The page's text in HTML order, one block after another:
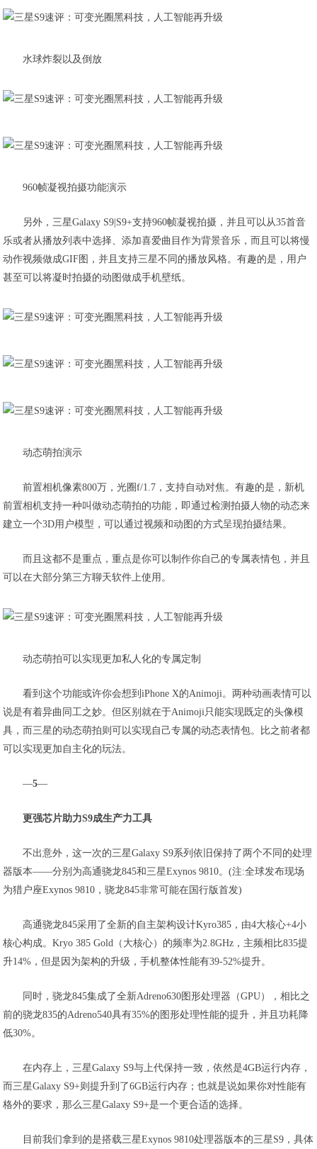
水球炸裂以及倒放
960帧凝视拍摄功能演示
另外，三星Galaxy S9|S9+支持960帧凝视拍摄，并且可以从35首音
乐或者从播放列表中选择、添加喜爱曲目作为背景音乐，而且可以将慢
动作视频做成GIF图，并且支持三星不同的播放风格。有趣的是，用户
甚至可以将凝时拍摄的动图做成手机壁纸。
动态萌拍演示
前置相机像素800万，光圈f/1.7，支持自动对焦。有趣的是，新机
前置相机支持一种叫做动态萌拍的功能，即通过检测拍摄人物的动态来
建立一个3D用户模型，可以通过视频和动图的方式呈现拍摄结果。
而且这都不是重点，重点是你可以制作你自己的专属表情包，并且
可以在大部分第三方聊天软件上使用。
动态萌拍可以实现更加私人化的专属定制
看到这个功能或许你会想到iPhone X的Animoji。两种动画表情可以
说是有着异曲同工之妙。但区别就在于Animoji只能实现既定的头像模
具，而三星的动态萌拍则可以实现自己专属的动态表情包。比之前者都
可以实现更加自主化的玩法。
—5—
更强芯片助力S9成生产力工具
不出意外，这一次的三星Galaxy S9系列依旧保持了两个不同的处理
器版本——分别为高通骁龙845和三星Exynos 9810。(注:全球发布现场
为猎户座Exynos 9810，骁龙845非常可能在国行版首发)
高通骁龙845采用了全新的自主架构设计Kyro385，由4大核心+4小
核心构成。Kryo 385 Gold（大核心）的频率为2.8GHz，主频相比835提
升14%，但是因为架构的升级，手机整体性能有39-52%提升。
同时，骁龙845集成了全新Adreno630图形处理器（GPU），相比之
前的骁龙835的Adreno540具有35%的图形处理性能的提升，并且功耗降
低30%。
在内存上，三星Galaxy S9与上代保持一致，依然是4GB运行内存，
而三星Galaxy S9+则提升到了6GB运行内存；也就是说如果你对性能有
格外的要求，那么三星Galaxy S9+是一个更合适的选择。
目前我们拿到的是搭载三星Exynos 9810处理器版本的三星S9，具体